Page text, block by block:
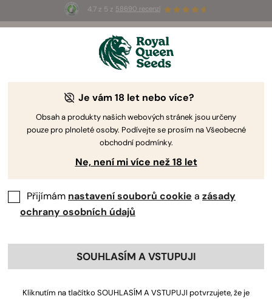
4.7 z 5 z 58690 recenzí
3 semínka White Widow Auto
The RQS Blog
Blogy o Konopném Životním Stylu
Je vám 18 let nebo více?
Obsah a produkty našich webových stránek jsou určeny
pouze pro plnoleté osoby. Podívejte se prosím na Všeobecné
obchodní podmínky.
Ne, není mi více než 18 let
Přijímám nastavení souborů cookie a zásady
ochrany osobních údajů
SOUHLASÍM A VSTUPUJI
Kliknutím na tlačítko SOUHLASÍM A VSTUPUJI potvrzujete, že je